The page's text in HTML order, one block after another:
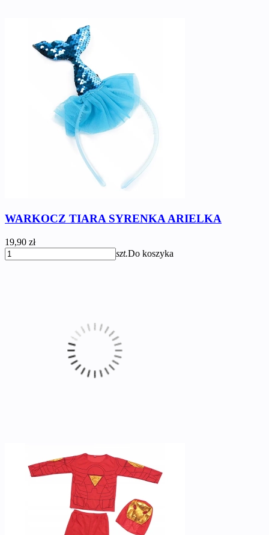
WARKOCZ TIARA SYRENKA ARIELKA
19,90 zł
szt.Do koszyka